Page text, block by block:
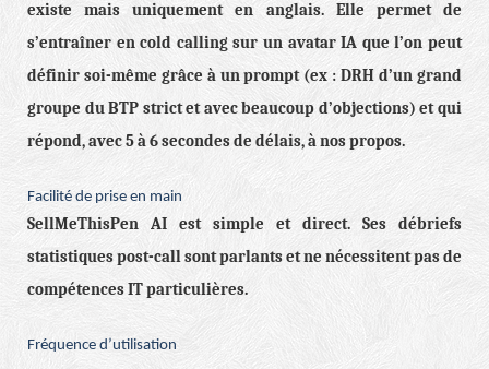
existe mais uniquement en anglais. Elle permet de
s’entraîner en cold calling sur un avatar IA que l’on peut
définir soi-même grâce à un prompt (ex : DRH d’un grand
groupe du BTP strict et avec beaucoup d’objections) et qui
répond, avec 5 à 6 secondes de délais, à nos propos.
Facilité de prise en main
SellMeThisPen AI est simple et direct. Ses débriefs
statistiques post-call sont parlants et ne nécessitent pas de
compétences IT particulières.
Fréquence d’utilisation